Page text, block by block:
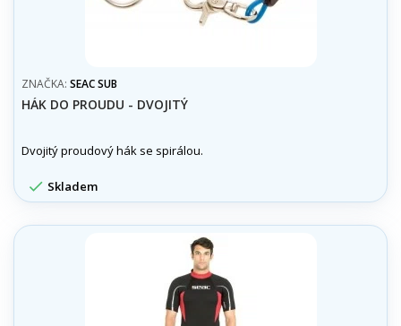
ZNAČKA: SEAC SUB
HÁK DO PROUDU - DVOJITÝ
Dvojitý proudový hák se spirálou.
 Skladem